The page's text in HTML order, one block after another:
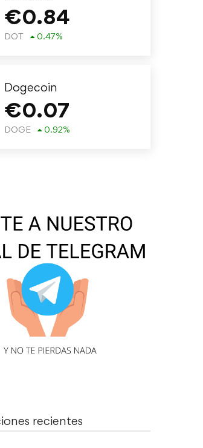
€0.84
DOT 0.47%
Dogecoin
€0.07
DOGE 0.92%
recientes